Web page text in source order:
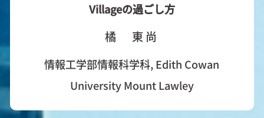
Villageの過ごし方
橘 東尚
情報工学部情報科学科, Edith Cowan
University Mount Lawley